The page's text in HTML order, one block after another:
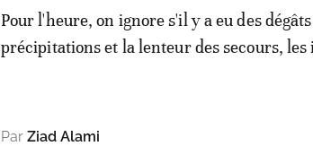
Pour l'heure, on ignore s'il y a eu des
précipitations et la lenteur des secours,
Par Ziad Alami